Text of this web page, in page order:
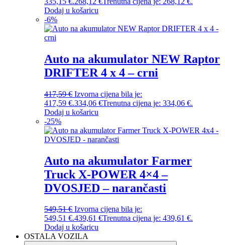
Dodaj u košaricu
-6%
Auto na akumulator NEW Raptor
DRIFTER 4 x 4 – crni
417,59€ Izvorna cijena bila je:
417,59 €.334,06 €Trenutna cijena je: 334,06 €.
Dodaj u košaricu
-25%
Auto na akumulator Farmer
Truck X-POWER 4×4 –
DVOSJED – narančasti
549,51€ Izvorna cijena bila je:
549,51 €.439,61 €Trenutna cijena je: 439,61 €.
Dodaj u košaricu
OSTALA VOZILA